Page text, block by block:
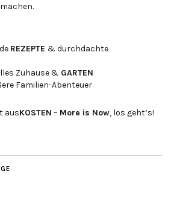
REZEPTE & durchdachte
Zuhause & GARTEN
Familien-Abenteuer
ausKOSTEN – More is Now, los geht’s!